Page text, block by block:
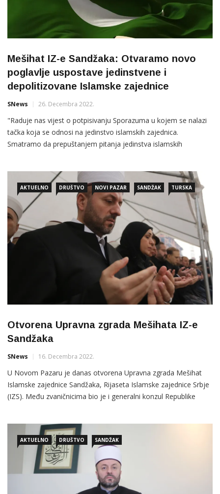
Mešihat IZ-e Sandžaka: Otvaramo novo
poglavlje uspostave jedinstvene i
depolitizovane Islamske zajednice
SNews 26. Decembra 2022.
"Raduje nas vijest o potpisivanju Sporazuma u kojem se nalazi
tačka koja se odnosi na jedinstvo islamskih zajednica.
Smatramo da prepuštanjem pitanja jedinstva islamskih
otvaramo novo poglavlje uspostave jedinstvene i depolitizovane
Islamske zajednice koja će
AKTUELNO DRUŠTVO NOVI PAZAR SANDŽAK TURSKA
Otvorena Upravna zgrada Mešihata IZ-e
Sandžaka
SNews 16. Decembra 2022.
U Novom Pazaru je danas otvorena Upravna zgrada Mešihat
Islamske zajednice Sandžaka, Rijaseta Islamske zajednice Srbje
(IZS). Među zvaničnicima bio je i generalni konzul Republike
službenika Mešihat IZ-e Sandžaka. Prisutnima se obratio
potpredsjednik Dijaneta
AKTUELNO DRUŠTVO SANDŽAK